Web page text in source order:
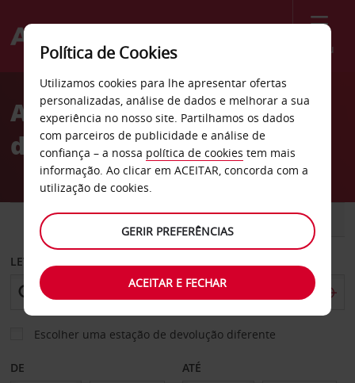
Menu
Welcome
AvisAluguer de carros cidade
de Pécs
CARRO COMERCIAIS
LEVANTAR EM
Escolher uma estação de devolução diferente
DE ATÉ
Política de Cookies
Utilizamos cookies para lhe apresentar ofertas
personalizadas, análise de dados e melhorar a sua
experiência no nosso site. Partilhamos os dados
com parceiros de publicidade e análise de
confiança – a nossa política de cookies tem mais
informação. Ao clicar em ACEITAR, concorda com a
utilização de cookies.
GERIR PREFERÊNCIAS
ACEITAR E FECHAR